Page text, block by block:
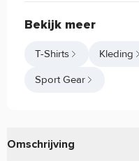
Bekijk meer
T-Shirts Kleding
Sport Gear
Omschrijving